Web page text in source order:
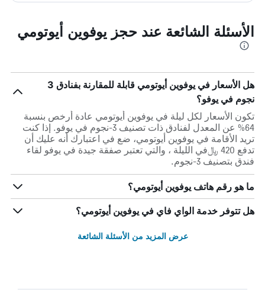
الأسئلة الشائعة عند حجز يوفوين أيوتومي
هل الأسعار في يوفوين أيوتومي قابلة للمقارنة بفنادق 3
نجوم في يوفو؟
تكون الأسعار لكل ليلة في يوفوين أيوتومي عادة أرخص بنسبة
64% عن المعدل لفنادق ذات تصنيف 3-نجوم في يوفو. إذا كنت
تريد الأقامة في يوفوين أيوتومي، ضع في اعتبارك أنه عليك أن
تدفع 420 ﷼في الليلة ، والتي تعتبر صفقة جيدة في يوفو لقاء
فندق بتصنيف 3-نجوم.
ما هو رقم هاتف يوفوين أيوتومي؟
هل تتوفر خدمة الواي فاي في يوفوين أيوتومي؟
عرض المزيد من الأسئلة الشائعة